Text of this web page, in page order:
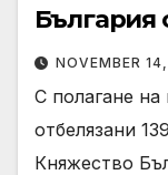
България
NOVEMBER
С полагане на
отбелязани
Княжество